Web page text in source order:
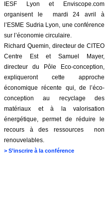
IESF Lyon et Enviscope.com
organisent le mardi 24 avril à
l’ESME Sudria Lyon, une conférence
sur l’économie circulaire.
Richard Quemin, directeur de CITEO
Centre Est et Samuel Mayer,
directeur du Pôle Eco-conception,
expliqueront cette approche
économique récente qui, de l’éco-
conception au recyclage des
matériaux et à la valorisation
énergétique, permet de réduire le
recours à des ressources non
renouvelables.
> S’inscrire à la conférence